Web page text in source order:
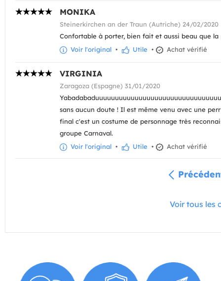
MONIKA
Steinerkirchen an der Traun (Autriche) 24/02/2020
Confortable à porter, bien fait et aussi beau que la
Voir l'original • Utile • Achat vérifié
VIRGINIA
Zaragoza (Espagne) 31/01/2020
sans aucun doute ! Il est même venu avec une
final c'est un costume de personnage très
groupe Carnaval.
Voir l'original • Utile • Achat vérifié
Voir tous les